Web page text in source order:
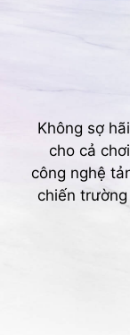
Không sợ
cho cả
công nghệ
chiến